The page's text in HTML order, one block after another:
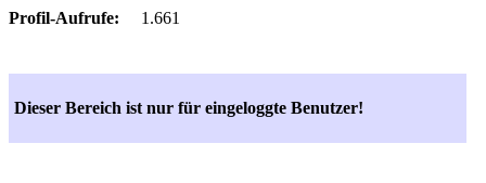
Profil-Aufrufe:
1.661
Dieser Bereich ist nur für eingeloggte Benutzer!